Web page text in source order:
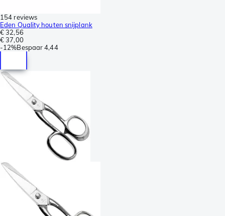
154 reviews
Eden Quality houten snijplank
€ 32,56
€ 37,00
-12%Bespaar 4,44